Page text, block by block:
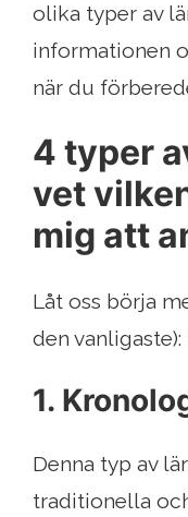
olika typer av
informationen
när du
4 typer
vet
mig att
Låt oss börja
den vanligaste):
1.
Denna typ av
traditionella